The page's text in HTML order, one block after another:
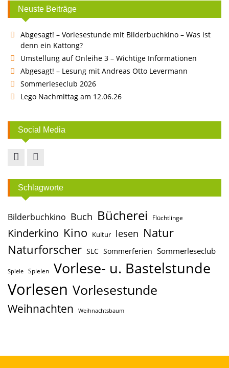
Neuste Beiträge
Abgesagt! – Vorlesestunde mit Bilderbuchkino – Was ist
denn ein Kattong?
Umstellung auf Onleihe 3 – Wichtige Informationen
Abgesagt! – Lesung mit Andreas Otto Levermann
Sommerleseclub 2026
Lego Nachmittag am 12.06.26
Social Media
Schlagworte
Bilderbuchkino Buch Bücherei Flüchtlinge
Kinderkino Kino Kultur lesen Natur
Naturforscher SLC Sommerferien Sommerleseclub
Spiele Spielen Vorlese- u. Bastelstunde
Vorlesen Vorlesestunde
Weihnachten Weihnachtsbaum